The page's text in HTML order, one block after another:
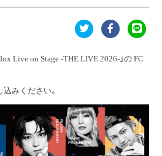
Live on Stage -THE LIVE 2026-」の FC
みください。